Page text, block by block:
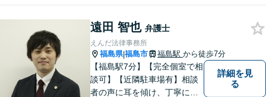
遠田 智也 弁護士
えんだ法律事務所
福島県|福島市 福島駅 から徒歩7分
【福島駅7分】【完全個室で相
談可】【近隣駐車場有】相談
者の声に耳を傾け、丁寧にわ
詳細を見
る